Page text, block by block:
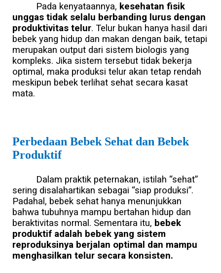
Pada kenyataannya, kesehatan fisik
unggas tidak selalu berbanding lurus dengan
produktivitas telur. Telur bukan hanya hasil dari
bebek yang hidup dan makan dengan baik, tetapi
merupakan output dari sistem biologis yang
kompleks. Jika sistem tersebut tidak bekerja
optimal, maka produksi telur akan tetap rendah
meskipun bebek terlihat sehat secara kasat
mata.
Perbedaan Bebek Sehat dan Bebek
Produktif
Dalam praktik peternakan, istilah “sehat”
sering disalahartikan sebagai “siap produksi”.
Padahal, bebek sehat hanya menunjukkan
bahwa tubuhnya mampu bertahan hidup dan
beraktivitas normal. Sementara itu, bebek
produktif adalah bebek yang sistem
reproduksinya berjalan optimal dan mampu
menghasilkan telur secara konsisten.